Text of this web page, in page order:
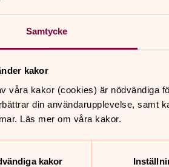
Samtycke
kakor
våra kakor (cookies) är nödvändiga
din användarupplevelse, samt
Läs mer om våra kakor.
kakor